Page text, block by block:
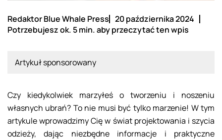
Redaktor Blue Whale Press 20 października 2024
Potrzebujesz ok. 5 min. aby przeczytać ten wpis
Artykuł sponsorowany
Czy kiedykolwiek marzyłeś o tworzeniu i noszeniu
własnych ubrań? To nie musi być tylko marzenie! W tym
artykule wprowadzimy Cię w świat projektowania i szycia
odzieży, dając niezbędne informacje i praktyczne